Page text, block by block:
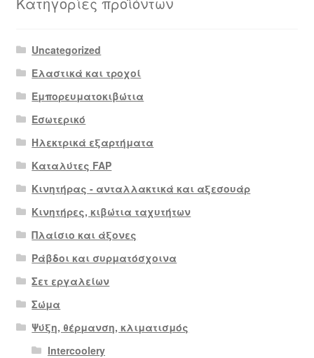
Uncategorized
Ελαστικά και τροχοί
Εμπορευματοκιβώτια
Εσωτερικό
Ηλεκτρικά εξαρτήματα
Καταλύτες FAP
Κινητήρας - ανταλλακτικά και αξεσουάρ
Κινητήρες, κιβώτια ταχυτήτων
Πλαίσιο και άξονες
Ράβδοι και συρματόσχοινα
Σετ εργαλείων
Σώμα
Ψύξη, θέρμανση, κλιματισμός
Intercoolery